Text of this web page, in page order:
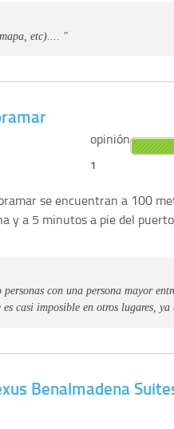
etc).... "
1
opinión
se encuentran a 100
y a 5 minutos a pie del
con una persona mayor
casi imposible en otros lugares,
Benalmadena